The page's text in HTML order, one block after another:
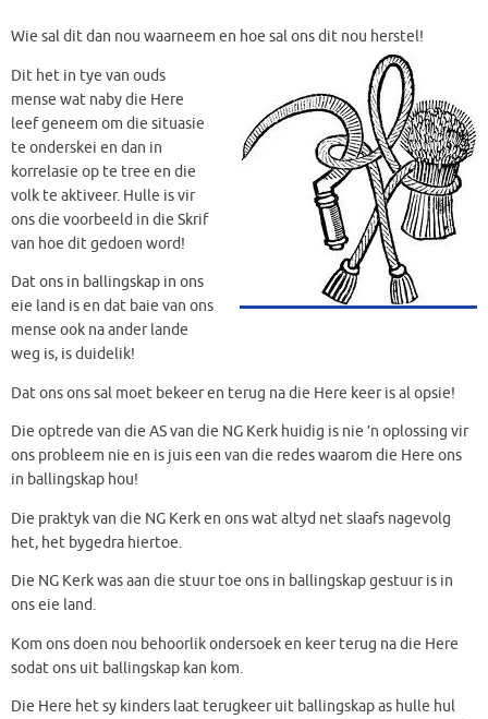
Wie sal dit dan nou waarneem en hoe sal ons dit nou herstel!
Dit het in tye van ouds
mense wat naby die Here
leef geneem om die situasie
te onderskei en dan in
korrelasie op te tree en die
volk te aktiveer. Hulle is vir
ons die voorbeeld in die Skrif
van hoe dit gedoen word!
Dat ons in ballingskap in ons
eie land is en dat baie van ons
mense ook na ander lande
weg is, is duidelik!
Dat ons ons sal moet bekeer en terug na die Here keer is al opsie!
Die optrede van die AS van die NG Kerk huidig is nie ’n oplossing vir
ons probleem nie en is juis een van die redes waarom die Here ons
in ballingskap hou!
Die praktyk van die NG Kerk en ons wat altyd net slaafs nagevolg
het, het bygedra hiertoe.
Die NG Kerk was aan die stuur toe ons in ballingskap gestuur is in
ons eie land.
Kom ons doen nou behoorlik ondersoek en keer terug na die Here
sodat ons uit ballingskap kan kom.
Die Here het sy kinders laat terugkeer uit ballingskap as hulle hul